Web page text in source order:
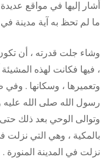
أشار إليها في مواقع
ما لم تحظ به آية مدينة في
وشاء جلت قدرته ، أن
، فيها فكانت لهذه
وتعميرها ، وسكانها .
رسول الله صلى الله
وتوالى الوحي بعد ذلك
بالمكية ، وهي التي نزلت
نزلت في المدينة المنورة .